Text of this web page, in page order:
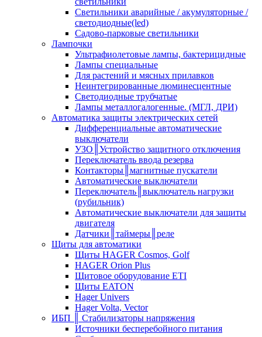
Светильники аварийные / акумуляторные /
светодиодные(led)
Садово-парковые светильники
Лампочки
Ультрафиолетовые лампы, бактерицидные
Лампы специальные
Для растений и мясных прилавков
Неинтегрированные люминесцентные
Светодиодные трубчатые
Лампы металлогалогенные. (МГЛ, ДРИ)
Автоматика защиты электрических сетей
Дифференциальные автоматические
выключатели
УЗО║Устройство защитного отключения
Переключатель ввода резерва
Контакторы║магнитные пускатели
Автоматические выключатели
Переключатель║выключатель нагрузки
(рубильник)
Автоматические выключатели для защиты
двигателя
Датчики║таймеры║реле
Щиты для автоматики
Щиты HAGER Cosmos, Golf
HAGER Orion Plus
Щитовое оборудование ETI
Щиты EATON
Hager Univers
Hager Volta, Vector
ИБП ║ Стабилизаторы напряжения
Источники бесперебойного питания